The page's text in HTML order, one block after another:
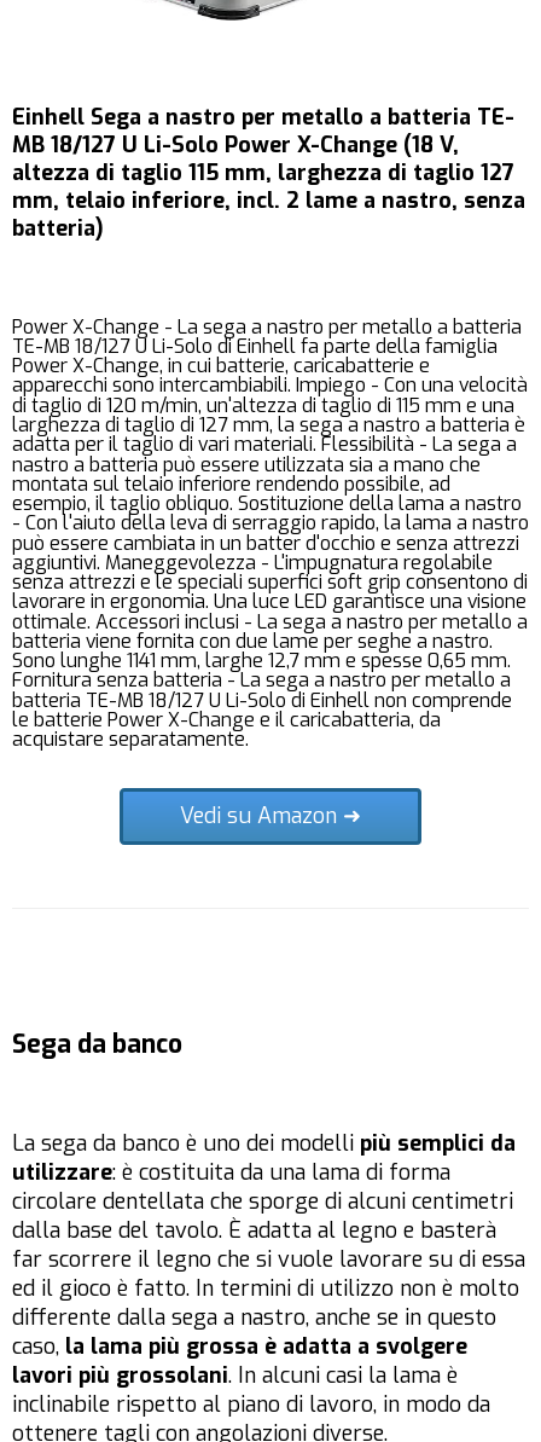
Einhell Sega a nastro per metallo a batteria TE-
MB 18/127 U Li-Solo Power X-Change (18 V,
altezza di taglio 115 mm, larghezza di taglio 127
mm, telaio inferiore, incl. 2 lame a nastro, senza
batteria)
Power X-Change - La sega a nastro per metallo a batteria
TE-MB 18/127 U Li-Solo di Einhell fa parte della famiglia
Power X-Change, in cui batterie, caricabatterie e
apparecchi sono intercambiabili. Impiego - Con una velocità
di taglio di 120 m/min, un'altezza di taglio di 115 mm e una
larghezza di taglio di 127 mm, la sega a nastro a batteria è
adatta per il taglio di vari materiali. Flessibilità - La sega a
nastro a batteria può essere utilizzata sia a mano che
montata sul telaio inferiore rendendo possibile, ad
esempio, il taglio obliquo. Sostituzione della lama a nastro
- Con l'aiuto della leva di serraggio rapido, la lama a nastro
può essere cambiata in un batter d'occhio e senza attrezzi
aggiuntivi. Maneggevolezza - L'impugnatura regolabile
senza attrezzi e le speciali superfici soft grip consentono di
lavorare in ergonomia. Una luce LED garantisce una visione
ottimale. Accessori inclusi - La sega a nastro per metallo a
batteria viene fornita con due lame per seghe a nastro.
Sono lunghe 1141 mm, larghe 12,7 mm e spesse 0,65 mm.
Fornitura senza batteria - La sega a nastro per metallo a
batteria TE-MB 18/127 U Li-Solo di Einhell non comprende
le batterie Power X-Change e il caricabatteria, da
acquistare separatamente.
Vedi su Amazon ➜
Sega da banco
La sega da banco è uno dei modelli più semplici da
utilizzare: è costituita da una lama di forma
circolare dentellata che sporge di alcuni centimetri
dalla base del tavolo. È adatta al legno e basterà
far scorrere il legno che si vuole lavorare su di essa
ed il gioco è fatto. In termini di utilizzo non è molto
differente dalla sega a nastro, anche se in questo
caso, la lama più grossa è adatta a svolgere
lavori più grossolani. In alcuni casi la lama è
inclinabile rispetto al piano di lavoro, in modo da
ottenere tagli con angolazioni diverse.